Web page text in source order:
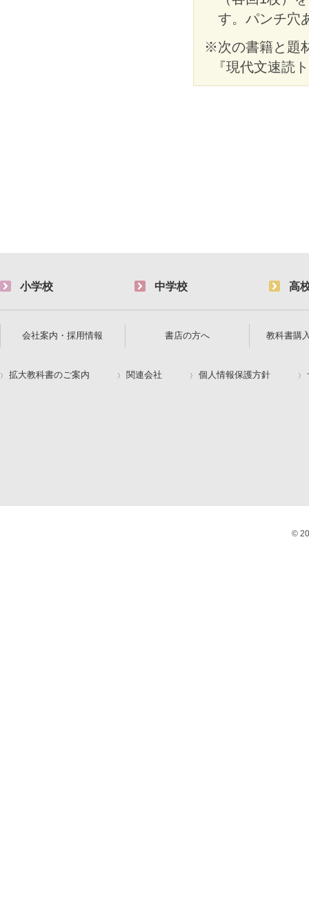
す。パンチ穴
※次の書籍と題
『現代文速読
小学校 中学校 高
会社案内・採用情報 書店の方へ 教科書購
拡大教科書のご案内 関連会社 個人情報保護方針
©